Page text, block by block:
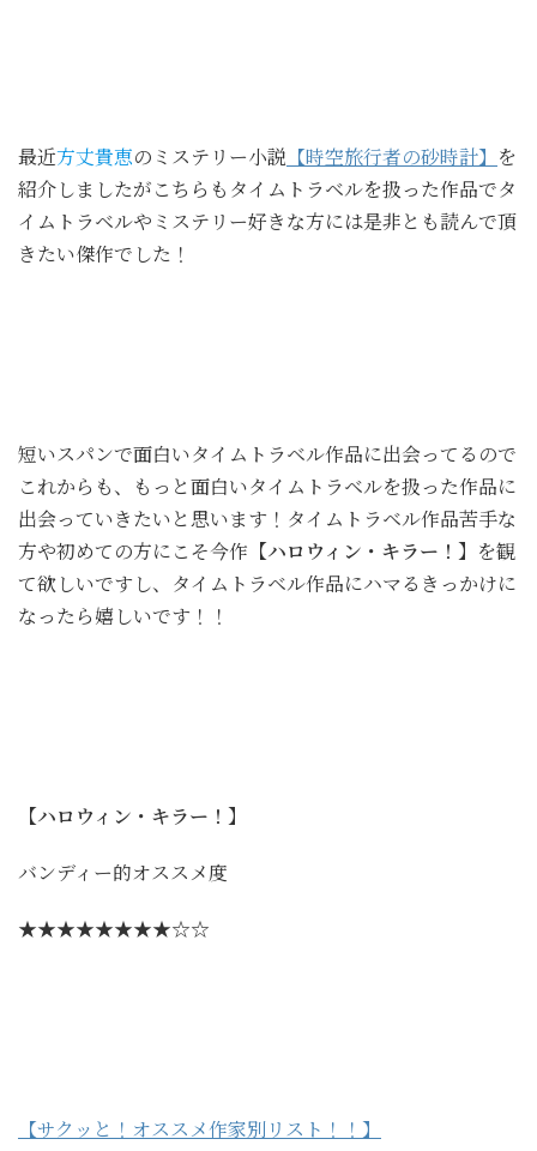
最近方丈貴恵のミステリー小説 【時空旅行者の砂時計】 を
紹介しましたがこちらもタイムトラベルを扱った作品でタ
イムトラベルやミステリー好きな方には是非とも読んで頂
きたい傑作でした！
短いスパンで面白いタイムトラベル作品に出会ってるので
これからも、もっと面白いタイムトラベルを扱った作品に
出会っていきたいと思います！タイムトラベル作品苦手な
方や初めての方にこそ今作 【ハロウィン・キラー！】 を観
て欲しいですし、タイムトラベル作品にハマるきっかけに
なったら嬉しいです！！
【ハロウィン・キラー！】
バンディー的オススメ度
★★★★★★★★☆☆
【サクッと！オススメ作家別リスト！！】